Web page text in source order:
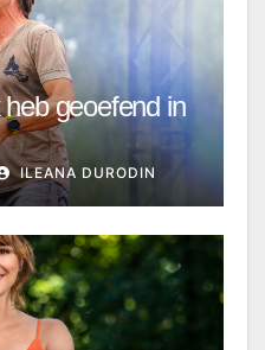
geoefend in
ILEANA DURODIN